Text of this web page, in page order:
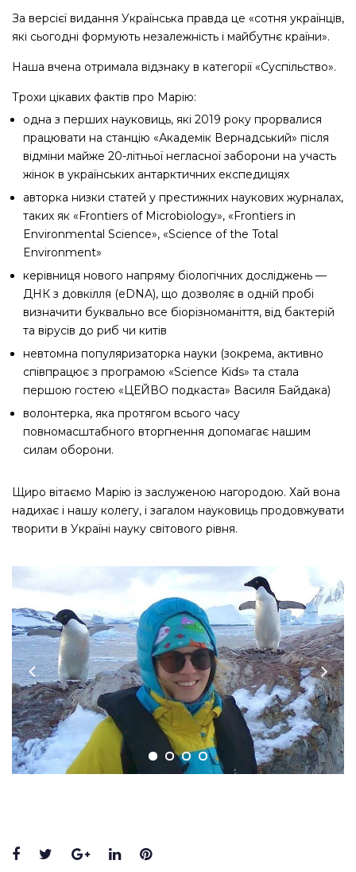
За версієї видання Українська правда це «сотня українців,
які сьогодні формують незалежність і майбутнє країни».
Наша вчена отримала відзнаку в категорії «Суспільство».
Трохи цікавих фактів про Марію:
одна з перших науковиць, які 2019 року прорвалися
працювати на станцію «Академік Вернадський» після
відміни майже 20-літньої негласної заборони на участь
жінок в українських антарктичних експедиціях
авторка низки статей у престижних наукових журналах,
таких як «Frontiers of Microbiology», «Frontiers in
Environmental Science», «Science of the Total
Environment»
керівниця нового напряму біологічних досліджень —
ДНК з довкілля (eDNA), що дозволяє в одній пробі
визначити буквально все біорізноманіття, від бактерій
та вірусів до риб чи китів
невтомна популяризаторка науки (зокрема, активно
співпрацює з програмою «Science Kids» та стала
першою гостею «ЦЕЙВО подкаста» Василя Байдака)
волонтерка, яка протягом всього часу
повномасштабного вторгнення допомагає нашим
силам оборони.
Щиро вітаємо Марію із заслуженою нагородою. Хай вона
надихає і нашу колегу, і загалом науковиць продовжувати
творити в Україні науку світового рівня.
Facebook
TwitterGoogle+
LinkedInPinterest